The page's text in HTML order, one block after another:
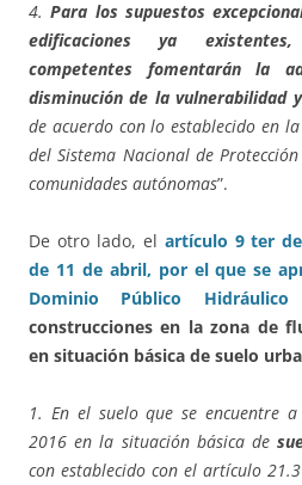
4.Para los supuestos
edificaciones ya
competentes fomentarán la
disminución de la vulnerabilidad
de acuerdo con lo establecido en
del Sistema Nacional de
comunidades autónomas”.
De otro lado, el artículo 9 ter
de 11 de abril, por el que se
Dominio Público Hidráulico
construcciones en la zona de
en situación básica de suelo
1. En el suelo que se encuentre
2016 en la situación básica de
con establecido con el artículo